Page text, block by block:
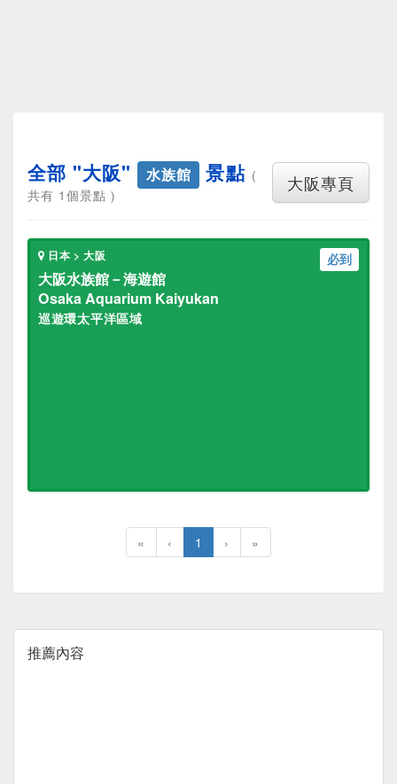
大阪專頁
全部 "大阪" 水族館 景點 (
共有 1個景點 )
必到
日本 > 大阪
大阪水族館－海遊館
Osaka Aquarium Kaiyukan
巡遊環太平洋區域
« ‹ 1 › »
推薦內容